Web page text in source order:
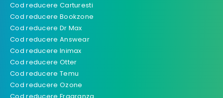
Cod reducere Carturesti
Cod reducere Bookzone
Cod reducere Dr Max
Cod reducere Answear
Cod reducere Inimax
Cod reducere Otter
Cod reducere Temu
Cod reducere Ozone